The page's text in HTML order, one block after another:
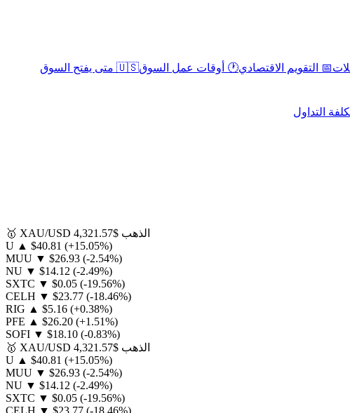
📅 التقويم الاقتصادي🕐 أوقات عمل السوق
🇺🇸 متى يفتح السوق
التداول
🥇 XAU/USD الذهب $4,321.57
U ▲ $40.81 (+15.05%)
MUU ▼ $26.93 (-2.54%)
NU ▼ $14.12 (-2.49%)
SXTC ▼ $0.05 (-19.56%)
CELH ▼ $23.77 (-18.46%)
RIG ▲ $5.16 (+0.38%)
PFE ▲ $26.20 (+1.51%)
SOFI ▼ $18.10 (-0.83%)
🥇 XAU/USD الذهب $4,321.57
U ▲ $40.81 (+15.05%)
MUU ▼ $26.93 (-2.54%)
NU ▼ $14.12 (-2.49%)
SXTC ▼ $0.05 (-19.56%)
CELH ▼ $23.77 (-18.46%)